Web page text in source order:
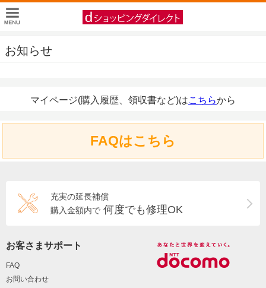
お知らせ
マイページ(購入履歴、領収書など)はこちらから
FAQはこちら
充実の延長補償
購入金額内で 何度でも修理OK
お客さまサポート
FAQ
お問い合わせ